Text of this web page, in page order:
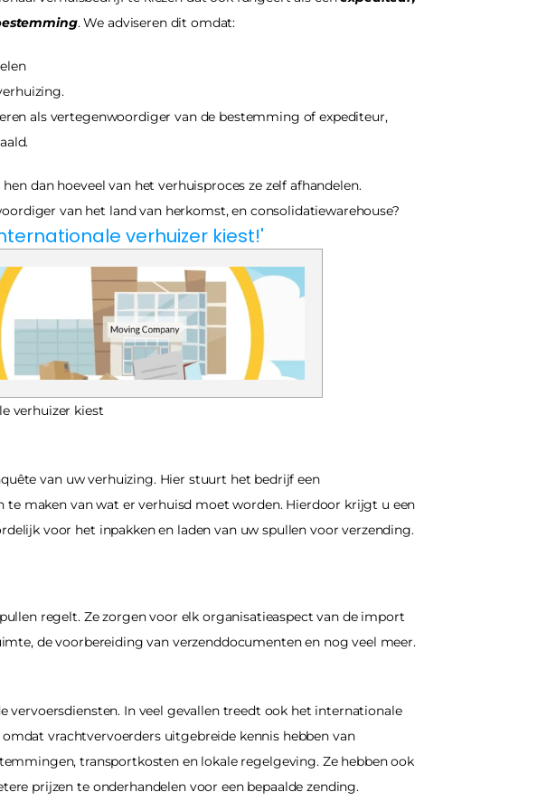
. We adviseren dit omdat:
als vertegenwoordiger van de bestemming of expediteur,
dan hoeveel van het verhuisproces ze zelf afhandelen.
van het land van herkomst, en consolidatiewarehouse?
verhuizer kiest!'
verhuizer kiest
van uw verhuizing. Hier stuurt het bedrijf een
maken van wat er verhuisd moet worden. Hierdoor krijgt u een
voor het inpakken en laden van uw spullen voor verzending.
regelt. Ze zorgen voor elk organisatieaspect van de import
de voorbereiding van verzenddocumenten en nog veel meer.
vervoersdiensten. In veel gevallen treedt ook het internationale
vrachtvervoerders uitgebreide kennis hebben van
transportkosten en lokale regelgeving. Ze hebben ook
prijzen te onderhandelen voor een bepaalde zending.